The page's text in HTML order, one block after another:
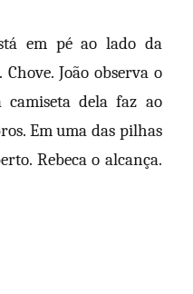
em pé ao lado da
João observa o
camiseta dela faz ao
Em uma das pilhas
Rebeca o alcança.